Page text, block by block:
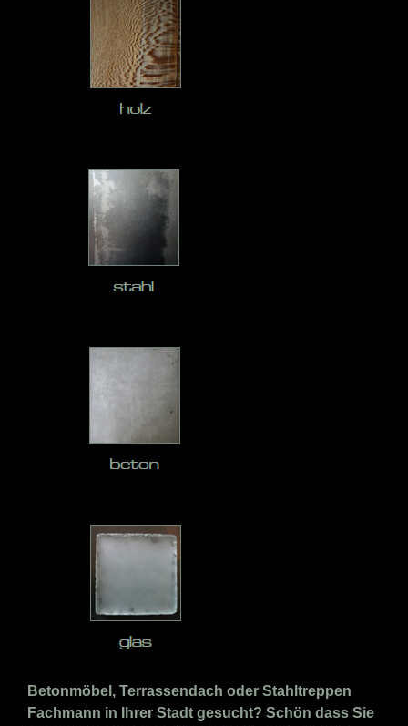
Betonmöbel, Terrassendach oder Stahltreppen
Fachmann in Ihrer Stadt gesucht? Schön dass Sie